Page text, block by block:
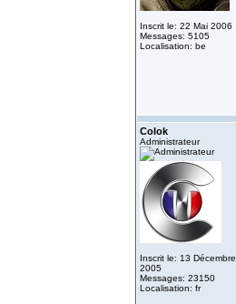
Inscrit le: 22 Mai 2006
Messages: 5105
Localisation: be
Colok
Administrateur
Inscrit le: 13 Décembre
2005
Messages: 23150
Localisation: fr